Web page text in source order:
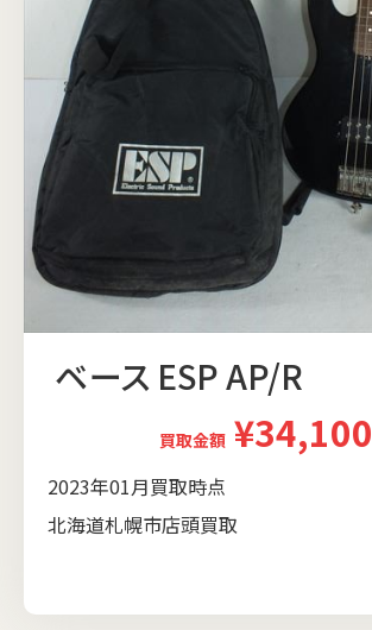
ベース ESP AP/R
買取金額 ¥34,100
2023年01月買取時点
北海道札幌市店頭買取